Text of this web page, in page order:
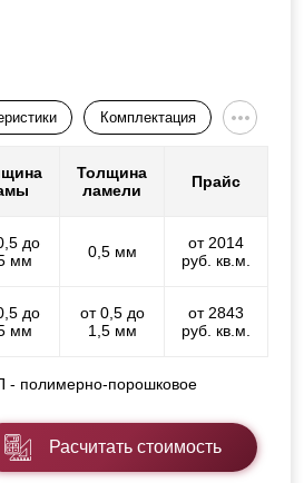
Комплектация
Толщина
ламели
Прайс
до
мм
0,5 мм
от 2014
руб. кв.м.
до
мм
от 0,5 до
1,5 мм
от 2843
руб. кв.м.
- полимерно-порошковое
Расчитать стоимость